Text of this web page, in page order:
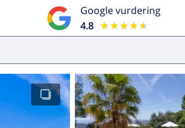
Google vurdering
4.8 ★★★★★
★★★★★